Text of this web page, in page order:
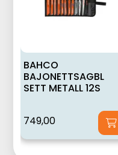
BAHCO
BAJONETTSAGBL
SETT METALL 12S
749,00